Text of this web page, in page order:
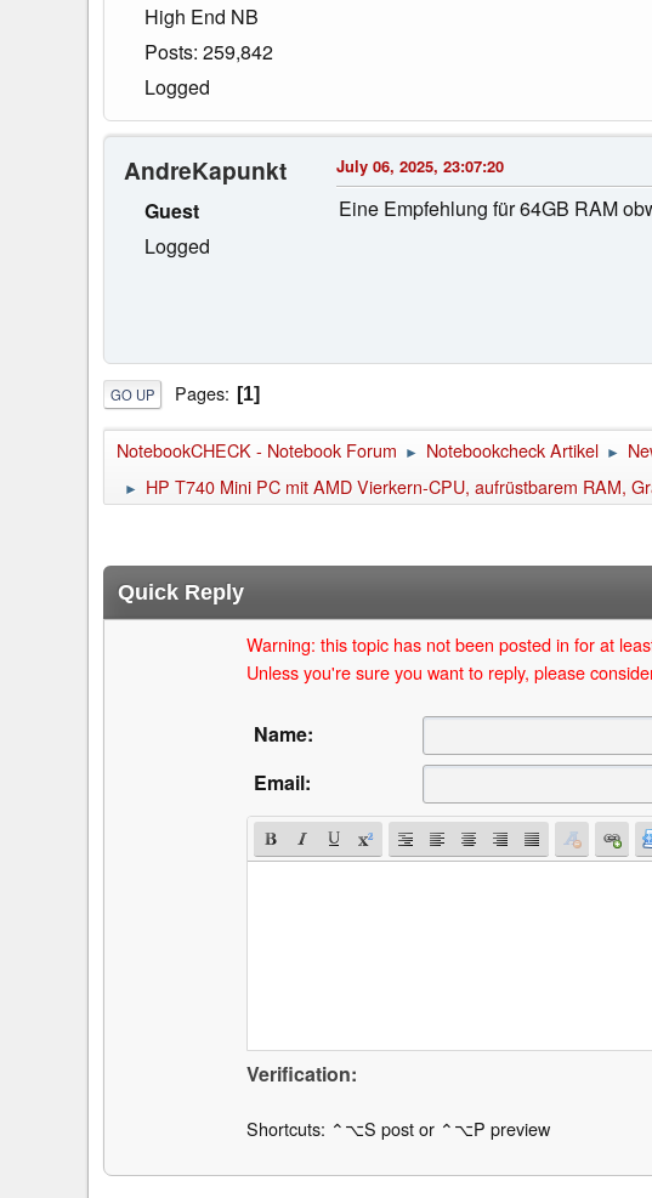
High End NB
Posts: 259,842
Logged
AndreKapunkt
Guest
Logged
July 06, 2025, 23:07:20
Eine Empfehlung für 64GB RAM
GO UP Pages 1
NotebookCHECK - Notebook Forum ► Notebookcheck Artikel ►
►
HP T740 Mini PC mit AMD Vierkern-CPU, aufrüstbarem RAM,
Quick Reply
Warning: this topic has not been posted in for at
Unless you're sure you want to reply, please
Name:
Email:
Verification:
Shortcuts: ⌃⌥S post or ⌃⌥P preview